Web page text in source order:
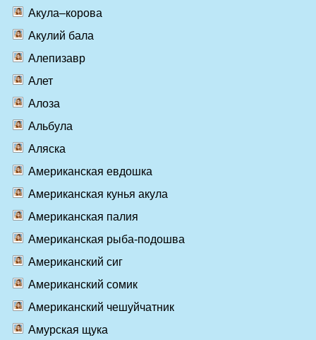
Акула–корова
Акулий бала
Алепизавр
Алет
Алоза
Альбула
Аляска
Американская евдошка
Американская кунья акула
Американская палия
Американская рыба-подошва
Американский сиг
Американский сомик
Американский чешуйчатник
Амурская щука